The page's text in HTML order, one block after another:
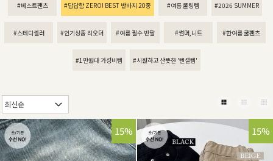
#베스트팬츠 #답답함 ZERO! BEST 반바지 20종 #여름 쿨링템 #2026 SUMMER
#스테디셀러 #인기상품 리오더 #여름 필수 반팔 #썸머,니트 #한여름 쿨팬츠
#1만원대 가성비템 #시원하고 산뜻한 '텐셀템'
15% 15%